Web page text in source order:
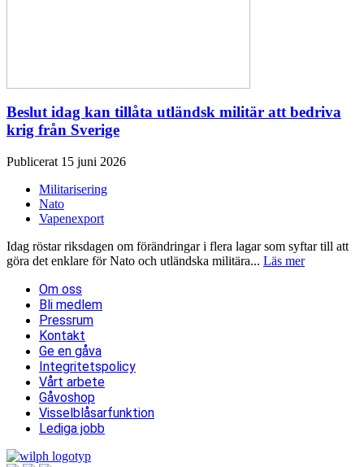
Beslut idag kan tillåta utländsk militär att bedriva
krig från Sverige
Publicerat 15 juni 2026
Militarisering
Nato
Vapenexport
Idag röstar riksdagen om förändringar i flera lagar som syftar till att
göra det enklare för Nato och utländska militära... Läs mer
Om oss
Bli medlem
Pressrum
Kontakt
Ge en gåva
Integritetspolicy
Vårt arbete
Gåvoshop
Visselblåsarfunktion
Lediga jobb